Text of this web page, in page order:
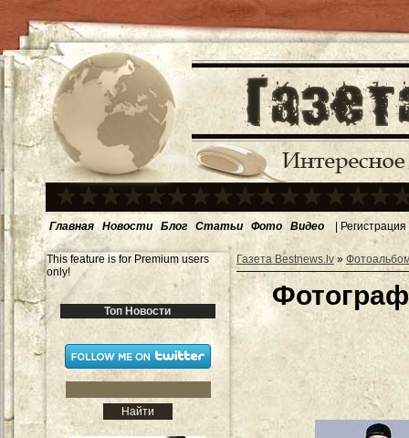
Главная Новости Блог Статьи Фото Видео | Регистрация
This feature is for Premium users
only!
Топ Новости
Газета Bestnews.lv»